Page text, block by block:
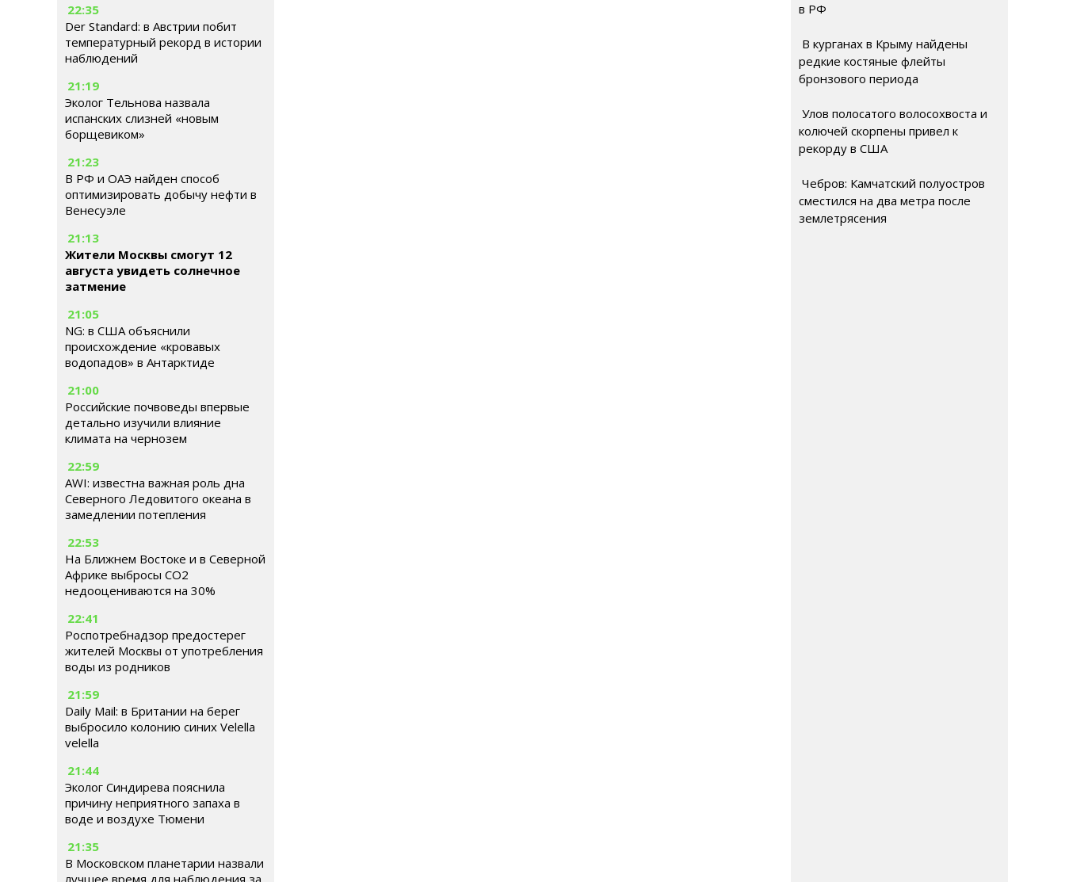
22:35
Der Standard: в Австрии побит
температурный рекорд в истории
наблюдений
21:19
Эколог Тельнова назвала
испанских слизней «новым
борщевиком»
21:23
В РФ и ОАЭ найден способ
оптимизировать добычу нефти в
Венесуэле
21:13
Жители Москвы смогут 12
августа увидеть солнечное
затмение
21:05
NG: в США объяснили
происхождение «кровавых
водопадов» в Антарктиде
21:00
Российские почвоведы впервые
детально изучили влияние
климата на чернозем
22:59
AWI: известна важная роль дна
Северного Ледовитого океана в
замедлении потепления
22:53
На Ближнем Востоке и в Северной
Африке выбросы CO2
недооцениваются на 30%
22:41
Роспотребнадзор предостерег
жителей Москвы от употребления
воды из родников
21:59
Daily Mail: в Британии на берег
выбросило колонию синих Velella
velella
21:44
Эколог Синдирева пояснила
причину неприятного запаха в
воде и воздухе Тюмени
21:35
В Московском планетарии назвали
лучшее время для наблюдения за
в РФ
В курганах в Крыму найдены
редкие костяные флейты
бронзового периода
Улов полосатого волосохвоста и
колючей скорпены привел к
рекорду в США
Чебров: Камчатский полуостров
сместился на два метра после
землетрясения